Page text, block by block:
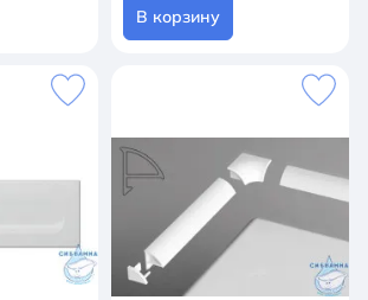
В корзину